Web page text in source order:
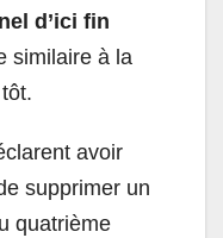
d’ici fin
similaire à la
avoir
supprimer un
quatrième